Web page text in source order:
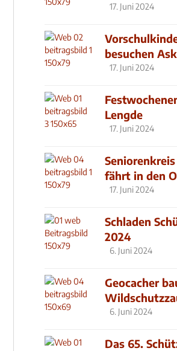
seit 2019
17. Juni 2024
besuchen
Klinik
17. Juni 2024
Lengde
17. Juni 2024
fährt in den
17. Juni 2024
Schladen
2024
6. Juni 2024
Geocacher
den MachMit!
6. Juni 2024
Das 65.